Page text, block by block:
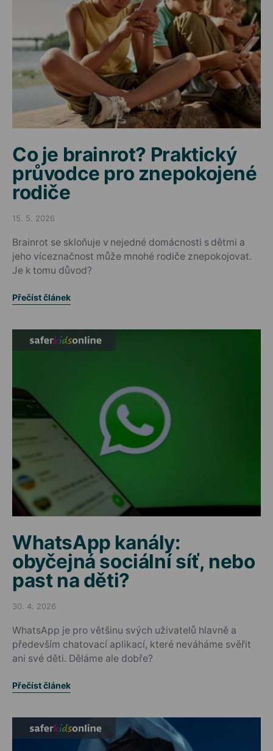
Co je brainrot? Praktický
průvodce pro znepokojené
rodiče
Posted on
15. 5. 2026
Brainrot se skloňuje v nejedné domácnosti s dětmi a
jeho víceznačnost může mnohé rodiče znepokojovat.
Je k tomu důvod?
Přečíst článek
WhatsApp kanály:
obyčejná sociální síť, nebo
past na děti?
Posted on
30. 4. 2026
WhatsApp je pro většinu svých uživatelů hlavně a
především chatovací aplikací, které neváháme svěřit
ani své děti. Děláme ale dobře?
Přečíst článek